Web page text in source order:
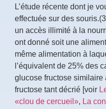
L’étude récente dont je
effectuée sur des
un accès illimité à la
ont donné soit une
même alimentation à
l’équivalent de 25% des
glucose fructose
fructose tant décrié [voir
«clou de cercueil», La